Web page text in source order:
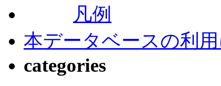
凡例
本データベースの利
categories